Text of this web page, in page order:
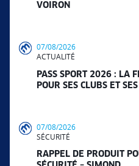
VOIRON
07/08/2026
ACTUALITÉ
PASS SPORT 2026 : LA
POUR SES CLUBS ET
07/08/2026
SÉCURITÉ
RAPPEL DE PRODUIT